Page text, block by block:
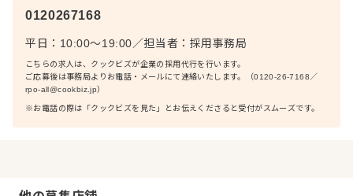
0120267168
平日：10:00〜19:00／担当者： 採用事務局
こちらの求人は、クックビズが企業の採用代行を行います。
ご応募後は事務局よりお電話・メールにて連絡いたします。（0120-26-7168／
rpo-all@cookbiz.jp）
※お電話の際は「クックビズを見た」とお伝えくださると受付がスムーズです。